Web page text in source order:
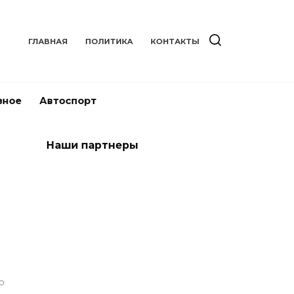
ГЛАВНАЯ ПОЛИТИКА КОНТАКТЫ
Автоспорт
Наши партнеры